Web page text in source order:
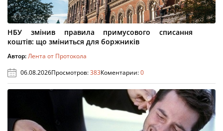
НБУ змінив правила примусового списання
коштів: що зміниться для боржників
Автор:Лента от Протокола
06.08.2026Просмотров:383Коментарии:0